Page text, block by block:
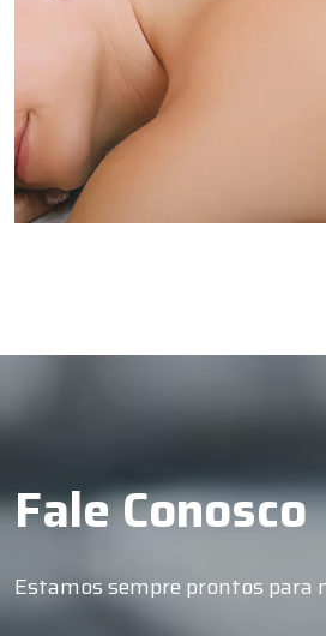
Fale Conosco
Estamos sempre prontos para